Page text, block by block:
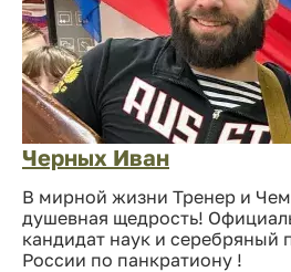
Черных Иван
В мирной жизни Тренер и
душевная щедрость!
кандидат наук и серебряный
России по панкратиону !